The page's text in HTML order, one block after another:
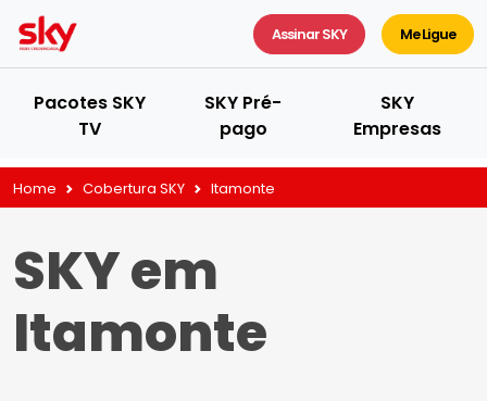
Assinar SKY Me Ligue
Pacotes SKY
TV
SKY Pré-
pago
SKY
Empresas
Home Cobertura SKY Itamonte
SKY em
Itamonte